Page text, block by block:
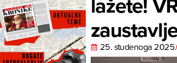
25. studenoga 2025.